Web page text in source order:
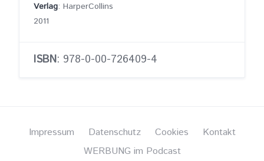
Verlag: HarperCollins
2011
ISBN: 978-0-00-726409-4
Impressum Datenschutz Cookies
Kontakt
WERBUNG im Podcast